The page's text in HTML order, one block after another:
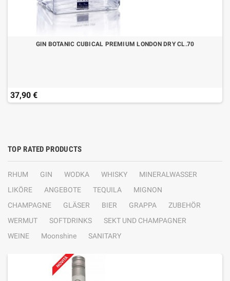
GIN BOTANIC CUBICAL PREMIUM LONDON DRY CL.70
37,90 €
TOP RATED PRODUCTS
RHUM GIN WODKA WHISKY
MINERALWASSER
LIKÖRE
ANGEBOTE TEQUILA
MIGNON
CHAMPAGNE
GLÄSER BIER GRAPPA
ZUBEHÖR
WERMUT
SOFTDRINKS
SEKT UND CHAMPAGNER
WEINE
Moonshine SANITARY